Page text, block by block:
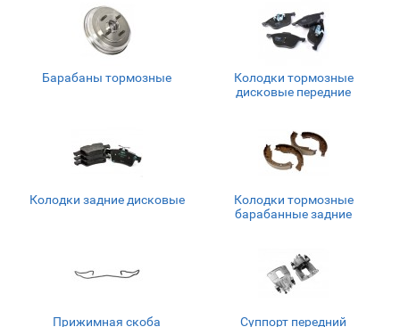
Барабаны тормозные
Колодки тормозные
дисковые передние
Колодки задние дисковые
Колодки тормозные
барабанные задние
Прижимная скоба Суппорт передний